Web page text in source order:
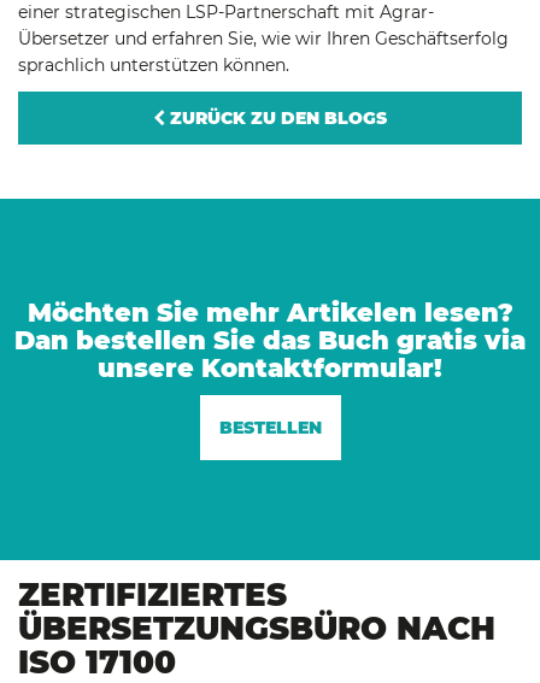
einer strategischen LSP-Partnerschaft mit Agrar-
Übersetzer und erfahren Sie, wie wir Ihren Geschäftserfolg
sprachlich unterstützen können.
ZURÜCK ZU DEN BLOGS
Möchten Sie mehr Artikelen lesen?
Dan bestellen Sie das Buch gratis via
unsere Kontaktformular!
BESTELLEN
ZERTIFIZIERTES
ÜBERSETZUNGSBÜRO NACH
ISO 17100